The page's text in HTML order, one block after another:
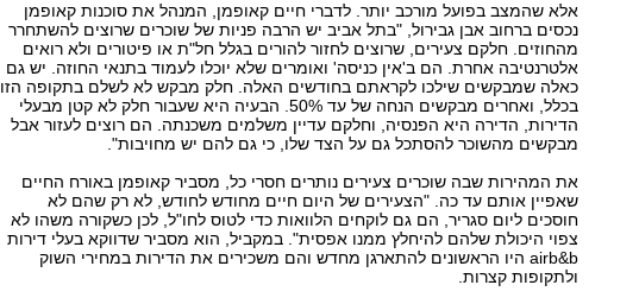
אלא שהמצב בפועל מורכב יותר. לדברי חיים קאופמן, המנהל את סוכנות קאופמן
נכסים ברחוב אבן גבירול, "בתל אביב יש הרבה פניות של שוכרים שרוצים להשתחרר
מהחוזים. חלקם צעירים, שרוצים לחזור להורים בגלל חל"ת או פיטורים ולא רואים
אלטרנטיבה אחרת. הם ב'אין כניסה' ואומרים שלא יוכלו לעמוד בתנאי החוזה. יש גם
כאלה שמבקשים שילכו לקראתם בחודשים האלה. חלק מבקש לא לשלם בתקופה הזו
בכלל, ואחרים מבקשים הנחה של עד 50%. הבעיה היא שעבור חלק לא קטן מבעלי
הדירות, הדירה היא הפנסיה, וחלקם עדיין משלמים משכנתה. הם רוצים לעזור אבל
מבקשים מהשוכר להסתכל גם על הצד שלו, כי גם להם יש מחויבות".
את המהירות שבה שוכרים צעירים נותרים חסרי כל, מסביר קאופמן באורח החיים
שאפיין אותם עד כה. "הצעירים של היום חיים מחודש לחודש, לא רק שהם לא
חוסכים ליום סגריר, הם גם לוקחים הלוואות כדי לטוס לחו"ל, לכן כשקורה משהו לא
צפוי היכולת שלהם להיחלץ ממנו אפסית". במקביל, הוא מסביר שדווקא בעלי דירות
airb&b היו הראשונים להתארגן מחדש והם משכירים את הדירות במחירי השוק
ולתקופות קצרות.